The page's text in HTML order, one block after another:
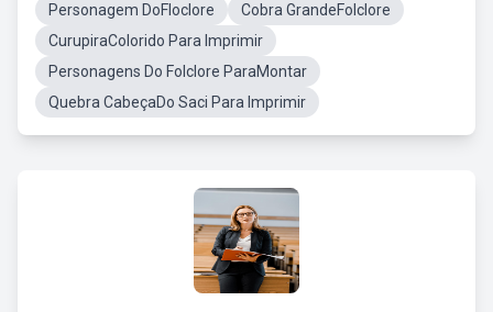
Personagem DoFloclore
Cobra GrandeFolclore
CurupiraColorido Para Imprimir
Personagens Do Folclore ParaMontar
Quebra CabeçaDo Saci Para Imprimir